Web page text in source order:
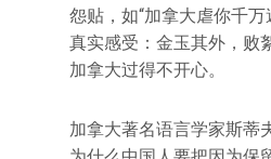
怨贴，如“加拿大虐你千万
真实感受：金玉其外，败
加拿大过得不开心。
加拿大著名语言学家斯蒂